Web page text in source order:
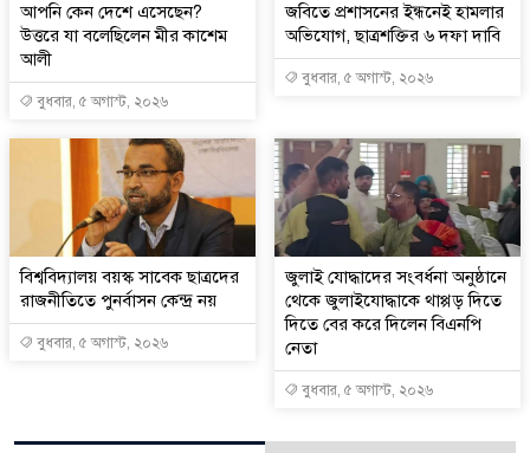
আপনি কেন দেশে এসেছেন?
উত্তরে যা বলেছিলেন মীর কাশেম
আলী
বুধবার, ৫ অগাস্ট, ২০২৬
জবিতে প্রশাসনের ইন্ধনেই হামলার
অভিযোগ, ছাত্রশক্তির ৬ দফা দাবি
বুধবার, ৫ অগাস্ট, ২০২৬
বিশ্ববিদ্যালয় বয়স্ক সাবেক ছাত্রদের
রাজনীতিতে পুনর্বাসন কেন্দ্র নয়
বুধবার, ৫ অগাস্ট, ২০২৬
জুলাই যোদ্ধাদের সংবর্ধনা অনুষ্ঠানে
থেকে জুলাইযোদ্ধাকে থাপ্পড় দিতে
দিতে বের করে দিলেন বিএনপি
নেতা
বুধবার, ৫ অগাস্ট, ২০২৬